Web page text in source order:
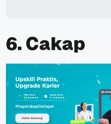
6. Cakap